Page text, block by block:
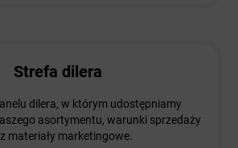
Strefa dilera
dilera, w którym udostępniamy
asortymentu, warunki sprzedaży
materiały marketingowe.